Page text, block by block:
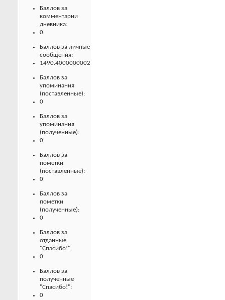
Баллов за
комментарии
дневника:
0
Баллов за личные
сообщения:
1490.4000000002
Баллов за
упоминания
(поставленные):
0
Баллов за
упоминания
(полученные):
0
Баллов за
пометки
(поставленные):
0
Баллов за
пометки
(полученные):
0
Баллов за
отданные
"Спасибо!":
0
Баллов за
полученные
"Спасибо!":
0